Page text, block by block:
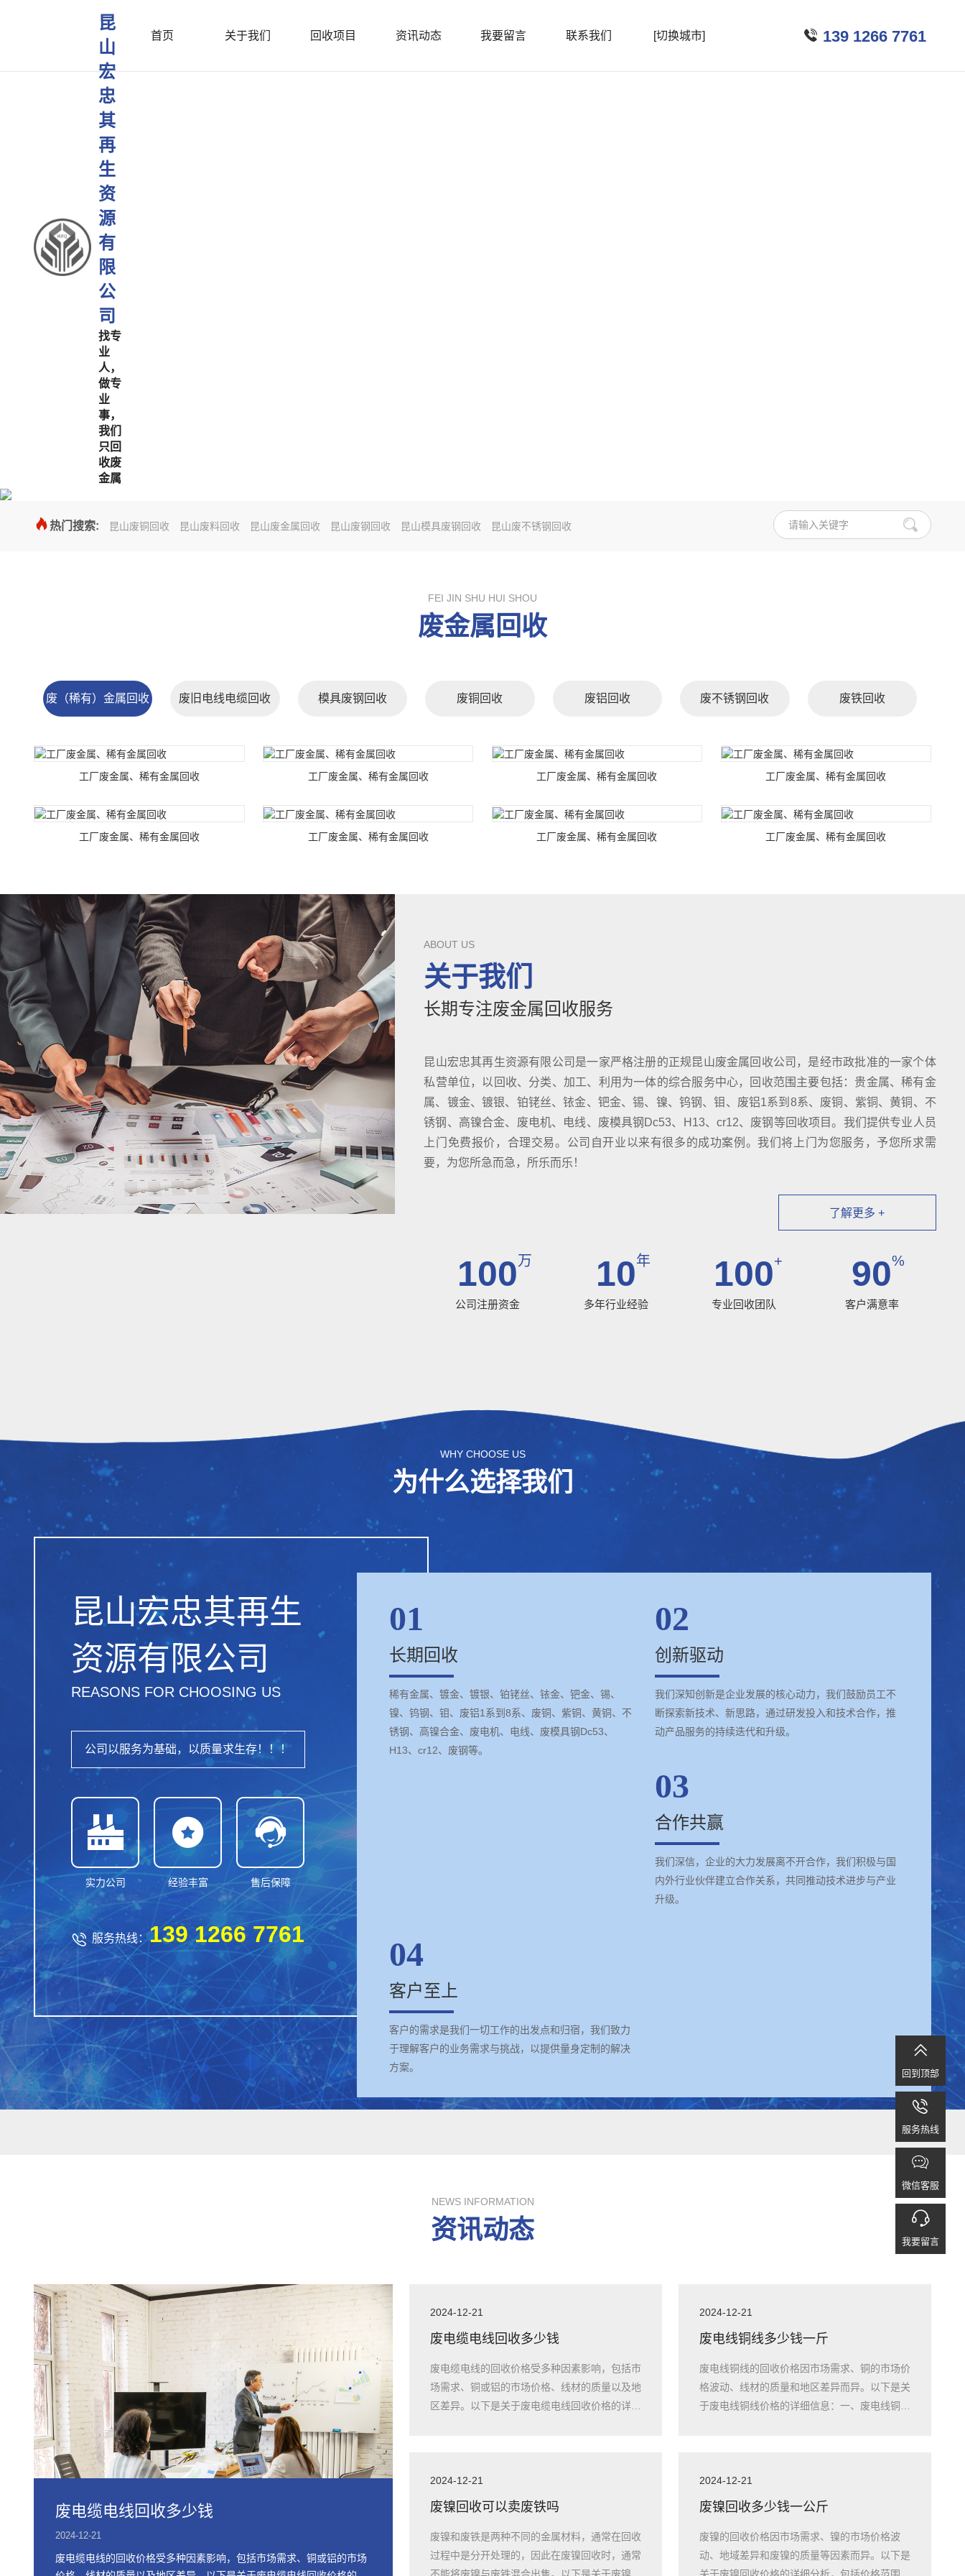
昆
山
宏
忠
其
再
生
资
源
有
限
公
司
找专
业
人，
做专
业
事，
我们
只回
收废
金属
首页 关于我们 回收项目 资讯动态 我要留言 联系我们 [切换城市]  139 1266 7761
热门搜索: 昆山废铜回收 昆山废料回收 昆山废金属回收 昆山废钢回收 昆山模具废钢回收 昆山废不锈钢回收
FEI JIN SHU HUI SHOU
废金属回收
废（稀有）金属回收 废旧电线电缆回收 模具废钢回收 废铜回收 废铝回收 废不锈钢回收 废铁回收
工厂废金属、稀有金属回收 工厂废金属、稀有金属回收 工厂废金属、稀有金属回收 工厂废金属、稀有金属回收
工厂废金属、稀有金属回收 工厂废金属、稀有金属回收 工厂废金属、稀有金属回收 工厂废金属、稀有金属回收
ABOUT US
关于我们
长期专注废金属回收服务
昆山宏忠其再生资源有限公司是一家严格注册的正规昆山废金属回收公司，是经市政批准的一家个体
私营单位，以回收、分类、加工、利用为一体的综合服务中心，回收范围主要包括：贵金属、稀有金
属、镀金、镀银、铂铑丝、铱金、钯金、锡、镍、钨钢、钼、废铝1系到8系、废铜、紫铜、黄铜、不
锈钢、高镍合金、废电机、电线、废模具钢Dc53、H13、cr12、废钢等回收项目。我们提供专业人员
上门免费报价，合理交易。公司自开业以来有很多的成功案例。我们将上门为您服务，予您所求需
要，为您所急而急，所乐而乐！
了解更多 +
100万
公司注册资金
10年
多年行业经验
100+
专业回收团队
90%
客户满意率
WHY CHOOSE US
为什么选择我们
昆山宏忠其再生
资源有限公司
REASONS FOR CHOOSING US
公司以服务为基础，以质量求生存！！！

实力公司

经验丰富

售后保障
 服务热线：139 1266 7761
01
长期回收
稀有金属、镀金、镀银、铂铑丝、铱金、钯金、锡、
镍、钨钢、钼、废铝1系到8系、废铜、紫铜、黄铜、不
锈钢、高镍合金、废电机、电线、废模具钢Dc53、
H13、cr12、废钢等。
02
创新驱动
我们深知创新是企业发展的核心动力，我们鼓励员工不
断探索新技术、新思路，通过研发投入和技术合作，推
动产品服务的持续迭代和升级。
03
合作共赢
我们深信，企业的大力发展离不开合作，我们积极与国
内外行业伙伴建立合作关系，共同推动技术进步与产业
升级。
04
客户至上
客户的需求是我们一切工作的出发点和归宿，我们致力
于理解客户的业务需求与挑战，以提供量身定制的解决
方案。
NEWS INFORMATION
资讯动态
废电缆电线回收多少钱
2024-12-21
废电缆电线的回收价格受多种因素影响，包括市场需求、铜或铝的市场
2024-12-21
废电缆电线回收多少钱
废电缆电线的回收价格受多种因素影响，包括市
场需求、铜或铝的市场价格、线材的质量以及地
区差异。以下是关于废电缆电线回收价格的详细
2024-12-21
废电线铜线多少钱一斤
废电线铜线的回收价格因市场需求、铜的市场价
格波动、线材的质量和地区差异而异。以下是关
于废电线铜线价格的详细信息：一、废电线铜线
2024-12-21
废镍回收可以卖废铁吗
废镍和废铁是两种不同的金属材料，通常在回收
过程中是分开处理的，因此在废镍回收时，通常
2024-12-21
废镍回收多少钱一公斤
废镍的回收价格因市场需求、镍的市场价格波
动、地域差异和废镍的质量等因素而异。以下是

回到顶部

服务热线

微信客服

我要留言